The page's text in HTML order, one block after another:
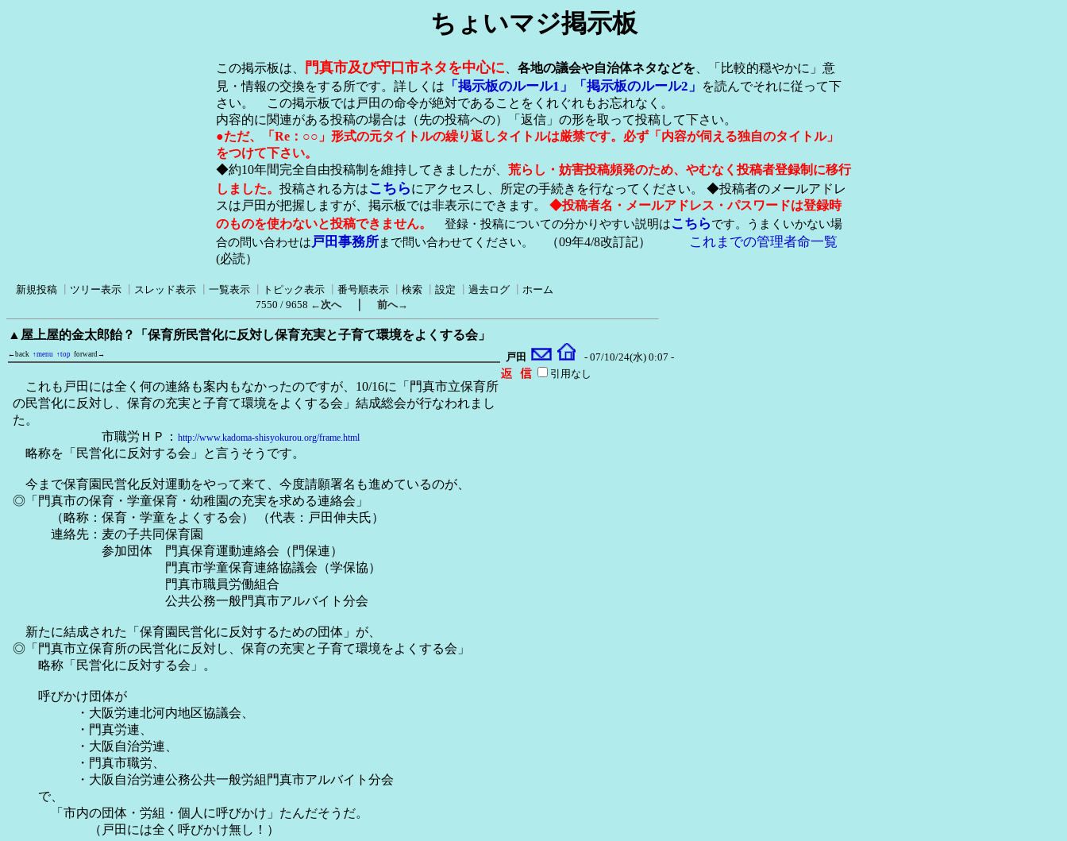
ちょいマジ掲示板
この掲示板は、 門真市及び守口市ネタを中心に、 各地の議会や自治体ネタなどを、「比較的穏やかに」意
見・情報の交換をする所です。詳しくは
「掲示板のルール1」 「掲示板のルール2」
を読んでそれに従って下
さい。 この掲示板では戸田の命令が絶対であることをくれぐれもお忘れなく。
内容的に関連がある投稿の場合は（先の投稿への）「返信」の形を取って投稿して下さい。
●ただ、「Re：○○」形式の元タイトルの繰り返しタイトルは厳禁です。必ず「内容が伺える独自のタイトル」
をつけて下さい。
◆約10年間完全自由投稿制を維持してきましたが、 荒らし・妨害投稿頻発のため、やむなく投稿者登録制に移行
しました。 投稿される方はこちらにアクセスし、所定の手続きを行なってください。 ◆投稿者のメールアドレ
スは戸田が把握しますが、掲示板では非表示にできます。 ◆投稿者名・メールアドレス・パスワードは登録時
のものを使わないと投稿できません。
登録・投稿についての分かりやすい説明はこちらです。うまくいかない場
合の問い合わせは戸田事務所まで問い合わせてください。 （09年4/8改訂記） これまでの管理者命一覧
(必読）
新規投稿 ツリー表示 スレッド表示 一覧表示 トピック表示 番号順表示 検索 設定 過去ログ
ホーム
7550 / 9658 ←次へ｜ 前へ→
▲屋上屋的金太郎飴？「保育所民営化に反対し保育充実と子育て環境をよくする会」
←back ↑menu ↑top forward→ 戸田 - 07/10/24(水) 0:07 -
これも戸田には全く何の連絡も案内もなかったのですが、10/16に「門真市立保育所
の民営化に反対し、保育の充実と子育て環境をよくする会」結成総会が行なわれまし
た。
市職労ＨＰ： http://www.kadoma-shisyokurou.org/frame.html
略称を「民営化に反対する会」と言うそうです。
今まで保育園民営化反対運動をやって来て、今度請願署名も進めているのが、
◎「門真市の保育・学童保育・幼稚園の充実を求める連絡会」
（略称：保育・学童をよくする会） （代表：戸田伸夫氏）
連絡先：麦の子共同保育園
参加団体 門真保育運動連絡会（門保連）
門真市学童保育連絡協議会（学保協）
門真市職員労働組合
公共公務一般門真市アルバイト分会
新たに結成された「保育園民営化に反対するための団体」が、
◎「門真市立保育所の民営化に反対し、保育の充実と子育て環境をよくする会」
略称「民営化に反対する会」。
呼びかけ団体が
・大阪労連北河内地区協議会、
・門真労連、
・大阪自治労連、
・門真市職労、
・大阪自治労連公務公共一般労組門真市アルバイト分会
で、
「市内の団体・労組・個人に呼びかけ」たんだそうだ。
（戸田には全く呼びかけ無し！）
引用なし